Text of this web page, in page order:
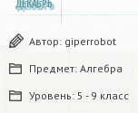
ДЕКАБРЬ
Автор: giperrobot
Предмет: Алгебра
Уровень: 5 - 9 класс